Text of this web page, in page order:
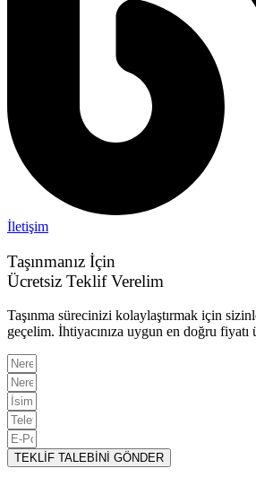
İletişim
Taşınmanız İçin
Ücretsiz Teklif Verelim
Taşınma sürecinizi kolaylaştırmak için
geçelim. İhtiyacınıza uygun en doğru fiyatı
TEKLİF TALEBİNİ GÖNDER